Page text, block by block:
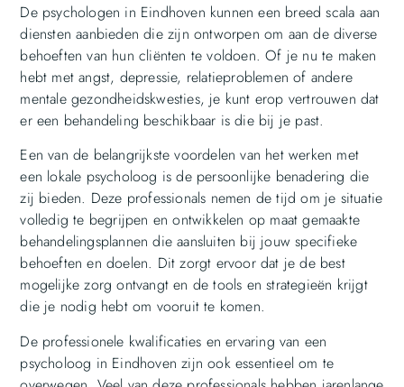
De psychologen in Eindhoven kunnen een breed scala aan
diensten aanbieden die zijn ontworpen om aan de diverse
behoeften van hun cliënten te voldoen. Of je nu te maken
hebt met angst, depressie, relatieproblemen of andere
mentale gezondheidskwesties, je kunt erop vertrouwen dat
er een behandeling beschikbaar is die bij je past.
Een van de belangrijkste voordelen van het werken met
een lokale psycholoog is de persoonlijke benadering die
zij bieden. Deze professionals nemen de tijd om je situatie
volledig te begrijpen en ontwikkelen op maat gemaakte
behandelingsplannen die aansluiten bij jouw specifieke
behoeften en doelen. Dit zorgt ervoor dat je de best
mogelijke zorg ontvangt en de tools en strategieën krijgt
die je nodig hebt om vooruit te komen.
De professionele kwalificaties en ervaring van een
psycholoog in Eindhoven zijn ook essentieel om te